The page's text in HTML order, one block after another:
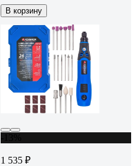
В корзину
1 535 ₽